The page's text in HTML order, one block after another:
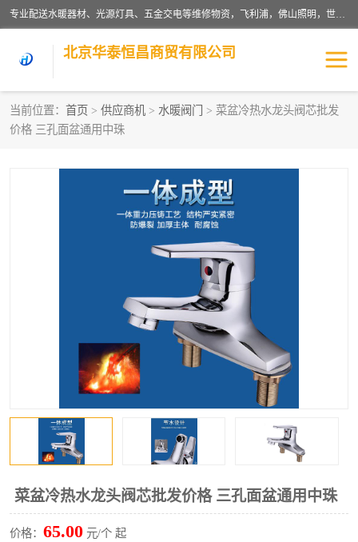
专业配送水暖器材、光源灯具、五金交电等维修物资，飞利浦，佛山照明，世达，博世，九牧，特陶等各产品涉及国内外知名品牌。公司专注与物业、学校、酒店、工厂等单位合作，提供一站式配送服务，降低客户综合成本。依托电子商务改变传统模式，以专业的团队为客户提供24H物资配送到达，货到月结、统一开票，便捷退换等服务，提高了企业的运营效率。
北京华泰恒昌商贸有限公司
当前位置： 首页 > 供应商机 > 水暖阀门
> 菜盆冷热水龙头阀芯批发
价格 三孔面盆通用中珠
菜盆冷热水龙头阀芯批发价格 三孔面盆通用中珠
价格： 65.00 元/个 起
水暖阀门
涂料辅材